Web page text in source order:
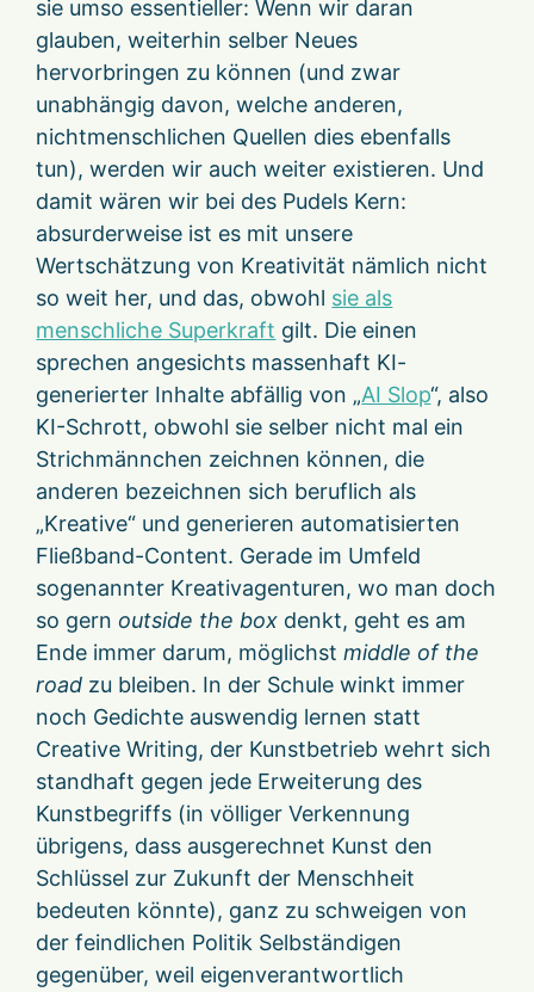
sie umso essentieller: Wenn wir daran
glauben, weiterhin selber Neues
hervorbringen zu können (und zwar
unabhängig davon, welche anderen,
nichtmenschlichen Quellen dies ebenfalls
tun), werden wir auch weiter existieren. Und
damit wären wir bei des Pudels Kern:
absurderweise ist es mit unsere
Wertschätzung von Kreativität nämlich nicht
so weit her, und das, obwohl sie als
menschliche Superkraft gilt. Die einen
sprechen angesichts massenhaft KI-
generierter Inhalte abfällig von „AI Slop“, also
KI-Schrott, obwohl sie selber nicht mal ein
Strichmännchen zeichnen können, die
anderen bezeichnen sich beruflich als
„Kreative“ und generieren automatisierten
Fließband-Content. Gerade im Umfeld
sogenannter Kreativagenturen, wo man doch
so gern outside the box denkt, geht es am
Ende immer darum, möglichstmiddle of the
road zu bleiben. In der Schule winkt immer
noch Gedichte auswendig lernen statt
Creative Writing, der Kunstbetrieb wehrt sich
standhaft gegen jede Erweiterung des
Kunstbegriffs (in völliger Verkennung
übrigens, dass ausgerechnet Kunst den
Schlüssel zur Zukunft der Menschheit
bedeuten könnte), ganz zu schweigen von
der feindlichen Politik Selbständigen
gegenüber, weil eigenverantwortlich